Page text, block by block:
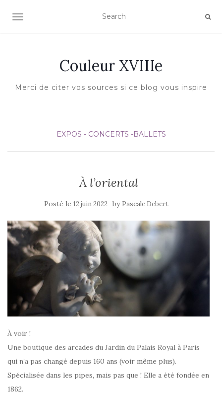
AFFICHER/MASQUER LA NAVIGATION
Couleur XVIIIe
Merci de citer vos sources si ce blog vous inspire
EXPOS - CONCERTS -BALLETS
À l’oriental
Posté le 12 juin 2022 by Pascale Debert
À voir !
Une boutique des arcades du Jardin du Palais Royal à Paris
qui n’a pas changé depuis 160 ans (voir même plus).
Spécialisée dans les pipes, mais pas que ! Elle a été fondée en
1862.